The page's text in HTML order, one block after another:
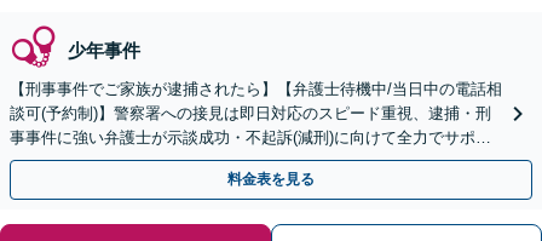
少年事件
【刑事事件でご家族が逮捕されたら】【弁護士待機中/当日中の電話相
談可(予約制)】警察署への接見は即日対応のスピード重視、逮捕・刑
事事件に強い弁護士が示談成功・不起訴(減刑)に向けて全力でサポー
トします。【加害者側の相談専門】
料金表を見る